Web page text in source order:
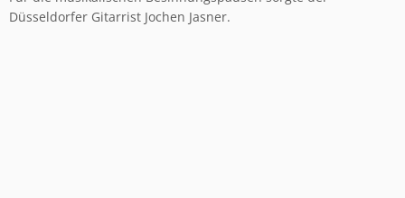
Düsseldorfer Gitarrist Jochen Jasner.